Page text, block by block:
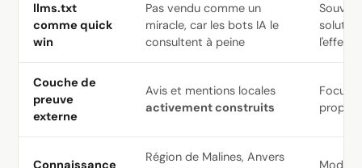
llms.txt
comme quick
win
Pas vendu comme un
miracle, car les bots IA le
consultent à peine
l'effet
Couche de
preuve
externe
Avis et mentions locales
activement construits
Focus
propre
Connaissance
Région de Malines, Anvers
Modèle